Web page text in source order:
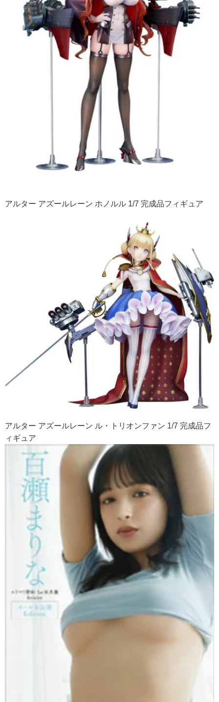
アルター アズールレーン ホノルル 1/7 完成品フィギュア
アルター アズールレーン ル・トリオンファン 1/7 完成品フ
ィギュア